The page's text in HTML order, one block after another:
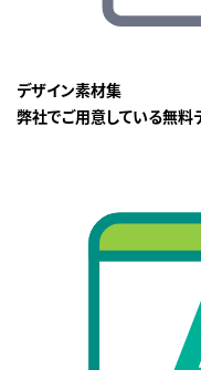
デザイン素材集
弊社でご用意している無料